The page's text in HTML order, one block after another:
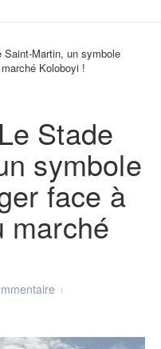
Saint-Martin, un symbole
Koloboyi !
Stade
symbole
face à
marché